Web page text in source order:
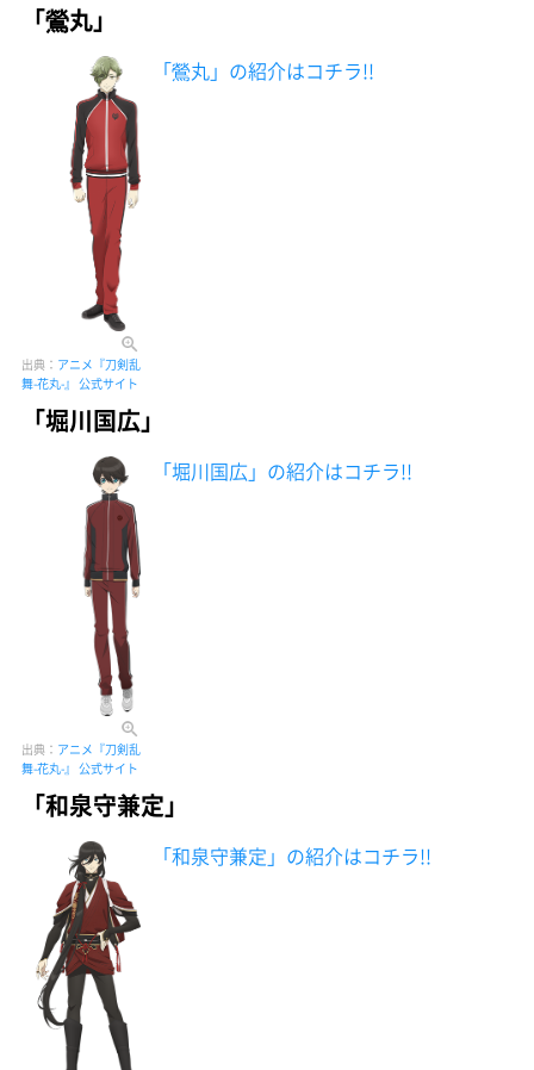
「鶯丸」
出典： アニメ『刀剣乱
舞-花丸-』 公式サイト
「鶯丸」の紹介はコチラ!!
「堀川国広」
出典： アニメ『刀剣乱
舞-花丸-』 公式サイト
「堀川国広」の紹介はコチラ!!
「和泉守兼定」
「和泉守兼定」の紹介はコチラ!!